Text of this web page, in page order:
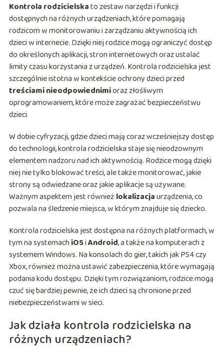
Kontrola rodzicielskato zestaw narzędzi i funkcji
dostępnych na różnych urządzeniach, które pomagają
rodzicom w monitorowaniu i zarządzaniu aktywnością ich
dzieci w internecie. Dzięki niej rodzice mogą ograniczyć dostęp
do określonych aplikacji, stron internetowych oraz ustalać
limity czasu korzystania z urządzeń. Kontrola rodzicielska jest
szczególnie istotna w kontekście ochrony dzieci przed
treściami nieodpowiednimioraz złośliwym
oprogramowaniem, które może zagrażać bezpieczeństwu
dzieci.
W dobie cyfryzacji, gdzie dzieci mają coraz wcześniejszy dostęp
do technologii, kontrola rodzicielska staje się nieodzownym
elementem nadzoru nad ich aktywnością. Rodzice mogą dzięki
niej nie tylko blokować treści, ale także monitorować, jakie
strony są odwiedzane oraz jakie aplikacje są używane.
Ważnym aspektem jest również lokalizacjaurządzenia, co
pozwala na śledzenie miejsca, w którym znajduje się dziecko.
Kontrola rodzicielska jest dostępna na różnych platformach, w
tym na systemachiOSiAndroid, a także na komputerach z
systemem Windows. Na konsolach do gier, takich jak PS4 czy
Xbox, również można ustawić zabezpieczenia, które wymagają
podania kodu dostępu. Dzięki tym rozwiązaniom, rodzice mogą
czuć się bardziej pewnie, że ich dzieci są chronione przed
niebezpieczeństwami w sieci.
Jak działa kontrola rodzicielska na
różnych urządzeniach?